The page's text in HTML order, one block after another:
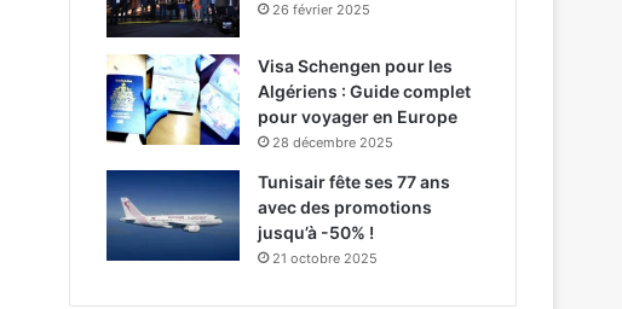
26 février 2025
Visa Schengen pour les
Algériens : Guide complet
pour voyager en Europe
28 décembre 2025
Tunisair fête ses 77 ans
avec des promotions
jusqu’à -50% !
21 octobre 2025